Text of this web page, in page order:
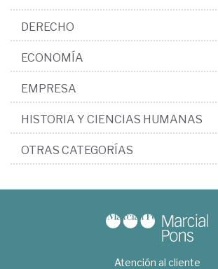
DERECHO
ECONOMÍA
EMPRESA
HISTORIA Y CIENCIAS HUMANAS
OTRAS CATEGORÍAS
Atención al cliente